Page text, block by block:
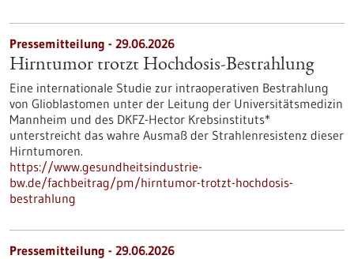
Pressemitteilung - 29.06.2026
Hirntumor trotzt Hochdosis-Bestrahlung
Eine internationale Studie zur intraoperativen Bestrahlung
von Glioblastomen unter der Leitung der Universitätsmedizin
Mannheim und des DKFZ-Hector Krebsinstituts*
unterstreicht das wahre Ausmaß der Strahlenresistenz dieser
Hirntumoren.
https://www.gesundheitsindustrie-
bw.de/fachbeitrag/pm/hirntumor-trotzt-hochdosis-
bestrahlung
Pressemitteilung - 29.06.2026